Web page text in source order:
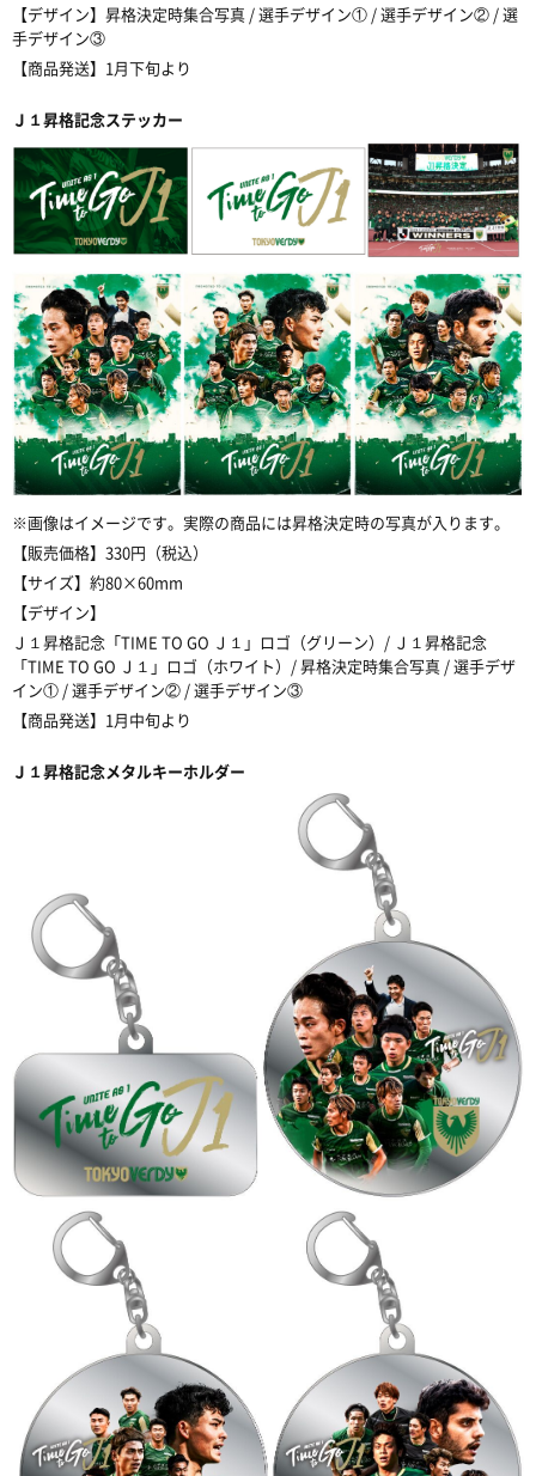
【デザイン】昇格決定時集合写真 /選手デザイン① /選手デザイン② /選
手デザイン③
【商品発送】 1 月下旬より
Ｊ１昇格記念ステッカー
※画像はイメージです。実際の商品には昇格決定時の写真が入ります。
【販売価格】 330円（税込）
【サイズ】約80×60mm
【デザイン】
Ｊ１昇格記念「TIME TO GO Ｊ１ 」ロゴ（グリーン）/ Ｊ１昇格記念
「TIME TO GO Ｊ１ 」ロゴ（ホワイト） /昇格決定時集合写真 /選手デザ
イン① /選手デザイン② /選手デザイン③
【商品発送】 1月中旬より
Ｊ１昇格記念メタルキーホルダー